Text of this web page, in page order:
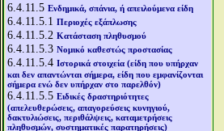
6.4.11.5 Ενδημικά, σπάνια, ή απειλούμενα είδη
6.4.11.5.1 Περιοχές εξάπλωσης
6.4.11.5.2 Κατάσταση πληθυσμού
6.4.11.5.3 Νομικό καθεστώς προστασίας
6.4.11.5.4 Ιστορικά στοιχεία (είδη που υπήρχαν
και δεν απαντώνται σήμερα, είδη που εμφανίζονται
σήμερα ενώ δεν υπήρχαν στο παρελθόν)
6.4.11.5.5 Ειδικές δραστηριότητες
(απελευθερώσεις, απαγορεύσεις κυνηγιού,
δακτυλιώσεις, περιθάλψεις, καταμετρήσεις
πληθυσμών, συστηματικές παρατηρήσεις)